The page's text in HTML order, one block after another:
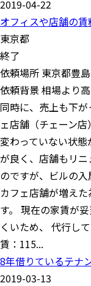
2019-04-22
オフィスや店舗の
東京都
終了
依頼場所 東京都豊
依頼背景 相場より
同時に、売上も下
ェ店舗（チェーン
変わっていない状
が良く、店舗もリ
のですが、ビルの
カフェ店舗が増え
す。 現在の家賃が
くいため、 代行し
賃：115...
8年借りているテナ
2019-03-13